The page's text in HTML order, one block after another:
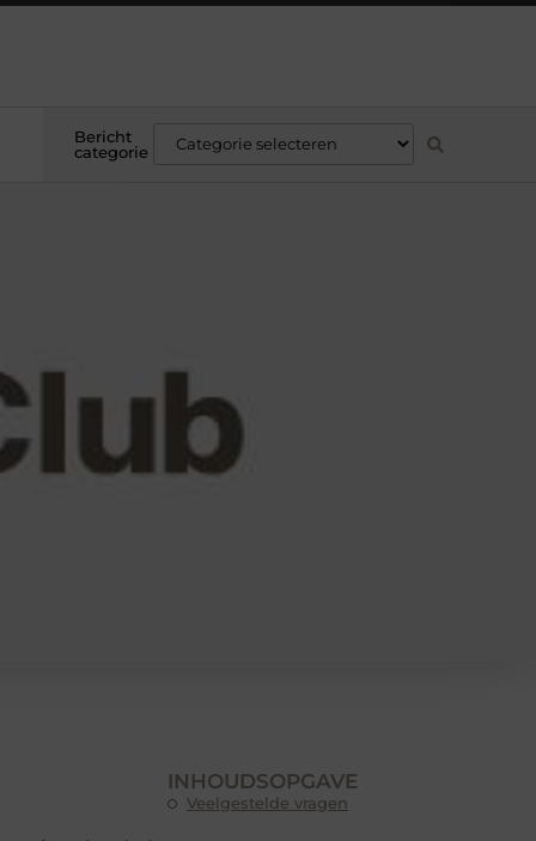
Bericht
categorie
INHOUDSOPGAVE
Veelgestelde vragen